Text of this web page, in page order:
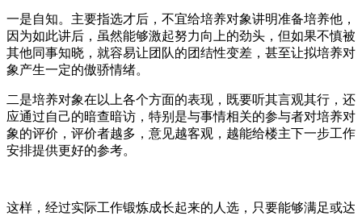
一是自知。主要指选才后，不宜给培养对象讲明准备培养他，
因为如此讲后，虽然能够激起努力向上的劲头，但如果不慎被
其他同事知晓，就容易让团队的团结性变差，甚至让拟培养对
象产生一定的傲骄情绪。
二是培养对象在以上各个方面的表现，既要听其言观其行，还
应通过自己的暗查暗访，特别是与事情相关的参与者对培养对
象的评价，评价者越多，意见越客观，越能给楼主下一步工作
安排提供更好的参考。
这样，经过实际工作锻炼成长起来的人选，只要能够满足或达